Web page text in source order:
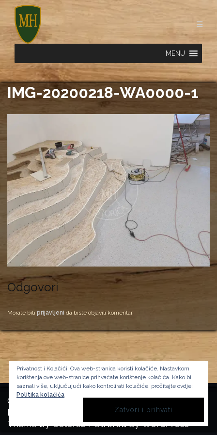
Skip
content
MENU
IMG-20200218-WA0000-1
Odgovori
Morate biti prijavljeni da biste objavili komentar.
Copyright Manufactura Historica, 2024.
Background image by kbzaon Freepik
Theme byColorlibPowered byWordPress BACK
Privatnost i Kolačići: Ova web-stranica koristi kolačiće. Nastavkom
korištenja ove web-stranice prihvaćate korištenje kolačića. Kako bi
saznali više, uključujući kako kontrolirati kolačiće, pročitajte ovdje:
Politika kolačića